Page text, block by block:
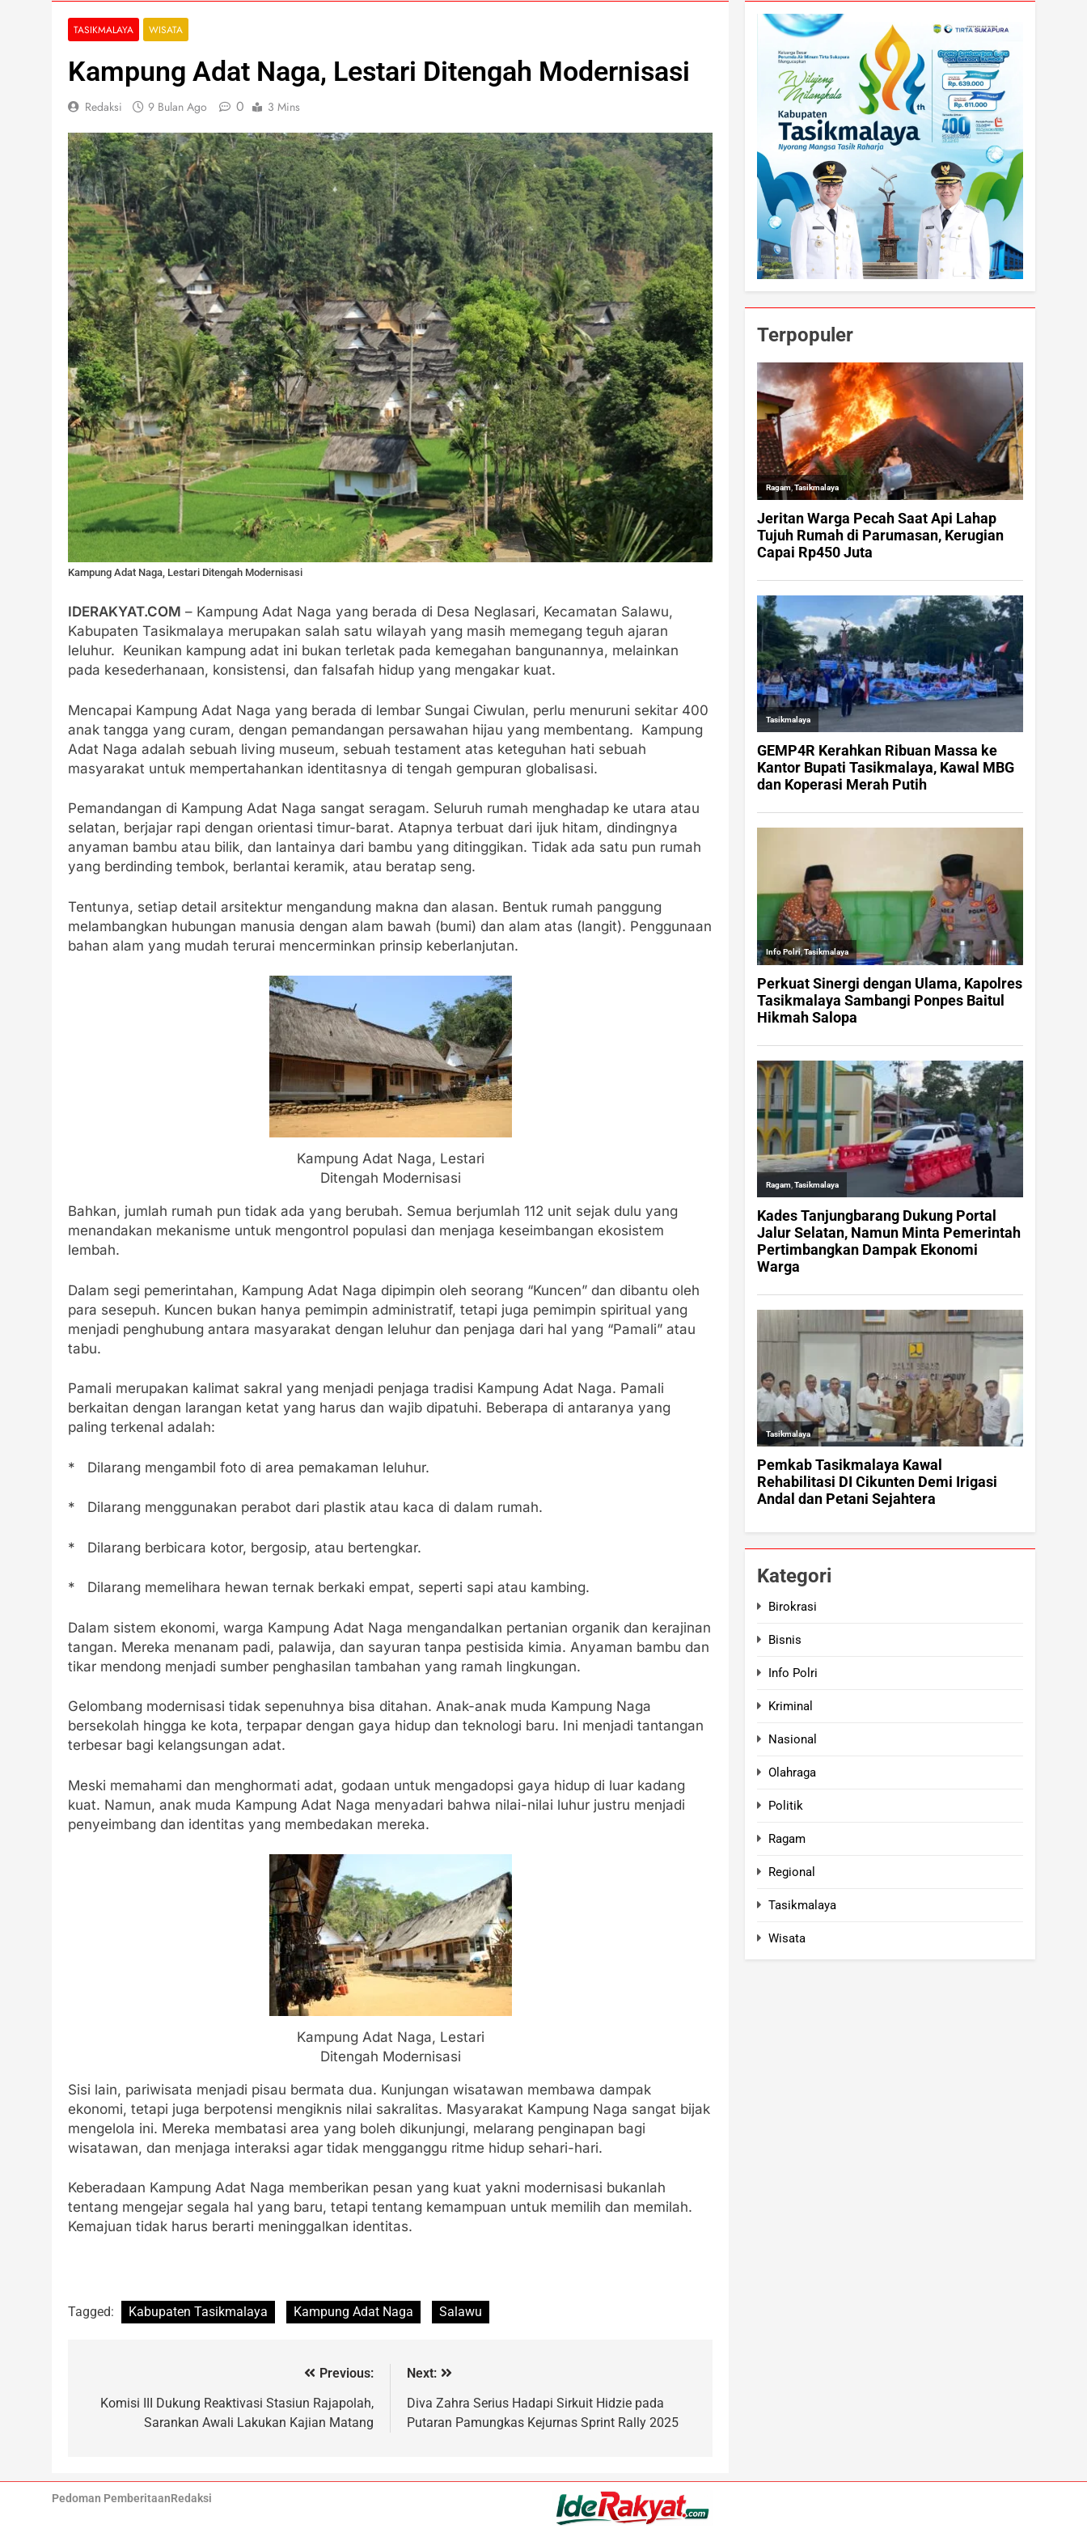
TASIKMALAYA WISATA
Kampung Adat Naga, Lestari Ditengah Modernisasi
Redaksi 9 Bulan Ago 0 3 Mins
Kampung Adat Naga, Lestari Ditengah Modernisasi
IDERAKYAT.COM – Kampung Adat Naga yang berada di Desa Neglasari, Kecamatan Salawu,
Kabupaten Tasikmalaya merupakan salah satu wilayah yang masih memegang teguh ajaran
leluhur. Keunikan kampung adat ini bukan terletak pada kemegahan bangunannya, melainkan
pada kesederhanaan, konsistensi, dan falsafah hidup yang mengakar kuat.
Mencapai Kampung Adat Naga yang berada di lembar Sungai Ciwulan, perlu menuruni sekitar 400
anak tangga yang curam, dengan pemandangan persawahan hijau yang membentang. Kampung
Adat Naga adalah sebuah living museum, sebuah testament atas keteguhan hati sebuah
masyarakat untuk mempertahankan identitasnya di tengah gempuran globalisasi.
Pemandangan di Kampung Adat Naga sangat seragam. Seluruh rumah menghadap ke utara atau
selatan, berjajar rapi dengan orientasi timur-barat. Atapnya terbuat dari ijuk hitam, dindingnya
anyaman bambu atau bilik, dan lantainya dari bambu yang ditinggikan. Tidak ada satu pun rumah
yang berdinding tembok, berlantai keramik, atau beratap seng.
Tentunya, setiap detail arsitektur mengandung makna dan alasan. Bentuk rumah panggung
melambangkan hubungan manusia dengan alam bawah (bumi) dan alam atas (langit). Penggunaan
bahan alam yang mudah terurai mencerminkan prinsip keberlanjutan.
Kampung Adat Naga, Lestari
Ditengah Modernisasi
Bahkan, jumlah rumah pun tidak ada yang berubah. Semua berjumlah 112 unit sejak dulu yang
menandakan mekanisme untuk mengontrol populasi dan menjaga keseimbangan ekosistem
lembah.
Dalam segi pemerintahan, Kampung Adat Naga dipimpin oleh seorang “Kuncen” dan dibantu oleh
para sesepuh. Kuncen bukan hanya pemimpin administratif, tetapi juga pemimpin spiritual yang
menjadi penghubung antara masyarakat dengan leluhur dan penjaga dari hal yang “Pamali” atau
tabu.
Pamali merupakan kalimat sakral yang menjadi penjaga tradisi Kampung Adat Naga. Pamali
berkaitan dengan larangan ketat yang harus dan wajib dipatuhi. Beberapa di antaranya yang
paling terkenal adalah:
* Dilarang mengambil foto di area pemakaman leluhur.
* Dilarang menggunakan perabot dari plastik atau kaca di dalam rumah.
* Dilarang berbicara kotor, bergosip, atau bertengkar.
* Dilarang memelihara hewan ternak berkaki empat, seperti sapi atau kambing.
Dalam sistem ekonomi, warga Kampung Adat Naga mengandalkan pertanian organik dan kerajinan
tangan. Mereka menanam padi, palawija, dan sayuran tanpa pestisida kimia. Anyaman bambu dan
tikar mendong menjadi sumber penghasilan tambahan yang ramah lingkungan.
Gelombang modernisasi tidak sepenuhnya bisa ditahan. Anak-anak muda Kampung Naga
bersekolah hingga ke kota, terpapar dengan gaya hidup dan teknologi baru. Ini menjadi tantangan
terbesar bagi kelangsungan adat.
Meski memahami dan menghormati adat, godaan untuk mengadopsi gaya hidup di luar kadang
kuat. Namun, anak muda Kampung Adat Naga menyadari bahwa nilai-nilai luhur justru menjadi
penyeimbang dan identitas yang membedakan mereka.
Kampung Adat Naga, Lestari
Ditengah Modernisasi
Sisi lain, pariwisata menjadi pisau bermata dua. Kunjungan wisatawan membawa dampak
ekonomi, tetapi juga berpotensi mengiknis nilai sakralitas. Masyarakat Kampung Naga sangat bijak
mengelola ini. Mereka membatasi area yang boleh dikunjungi, melarang penginapan bagi
wisatawan, dan menjaga interaksi agar tidak mengganggu ritme hidup sehari-hari.
Keberadaan Kampung Adat Naga memberikan pesan yang kuat yakni modernisasi bukanlah
tentang mengejar segala hal yang baru, tetapi tentang kemampuan untuk memilih dan memilah.
Kemajuan tidak harus berarti meninggalkan identitas.
Tagged: Kabupaten Tasikmalaya Kampung Adat Naga Salawu
Previous:
Komisi III Dukung Reaktivasi Stasiun Rajapolah,
Sarankan Awali Lakukan Kajian Matang
Next:
Diva Zahra Serius Hadapi Sirkuit Hidzie pada
Putaran Pamungkas Kejurnas Sprint Rally 2025
Terpopuler
Kategori
Birokrasi
Bisnis
Info Polri
Kriminal
Nasional
Olahraga
Politik
Ragam
Regional
Tasikmalaya
Wisata
Pedoman PemberitaanRedaksi